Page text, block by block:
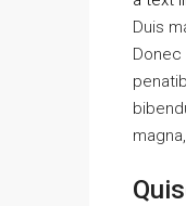
Duis
Donec